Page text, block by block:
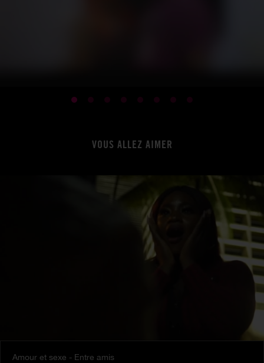
VOUS ALLEZ AIMER
Amour et sexe - Entre amis